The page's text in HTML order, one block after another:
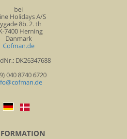
bei
Holidays A/S
8b. 2. th
7400 Herning
Danmark
Cofman.de
DK26347688
040 8740 6720